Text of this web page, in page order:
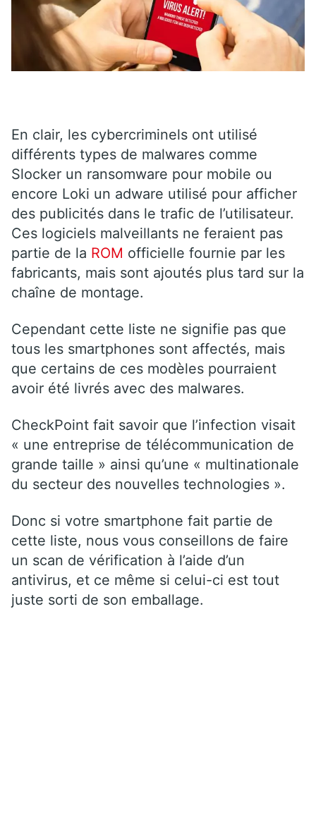
En clair, les cybercriminels ont utilisé
différents types de malwares comme
Slocker un ransomware pour mobile ou
encore Loki un adware utilisé pour afficher
des publicités dans le trafic de l’utilisateur.
Ces logiciels malveillants ne feraient pas
partie de la ROM officielle fournie par les
fabricants, mais sont ajoutés plus tard sur la
chaîne de montage.
Cependant cette liste ne signifie pas que
tous les smartphones sont affectés, mais
que certains de ces modèles pourraient
avoir été livrés avec des malwares.
CheckPoint fait savoir que l’infection visait
« une entreprise de télécommunication de
grande taille » ainsi qu’une « multinationale
du secteur des nouvelles technologies ».
Donc si votre smartphone fait partie de
cette liste, nous vous conseillons de faire
un scan de vérification à l’aide d’un
antivirus, et ce même si celui-ci est tout
juste sorti de son emballage.